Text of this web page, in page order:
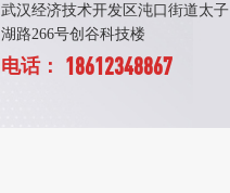
武汉经济技术开发区沌口街道太子
湖路266号创谷科技楼
电话： 18612348867